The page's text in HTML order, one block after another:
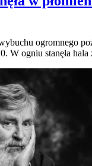
ogromnego
W ogniu stanęła hala